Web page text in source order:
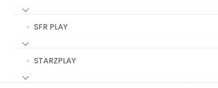
SFR PLAY
STARZPLAY